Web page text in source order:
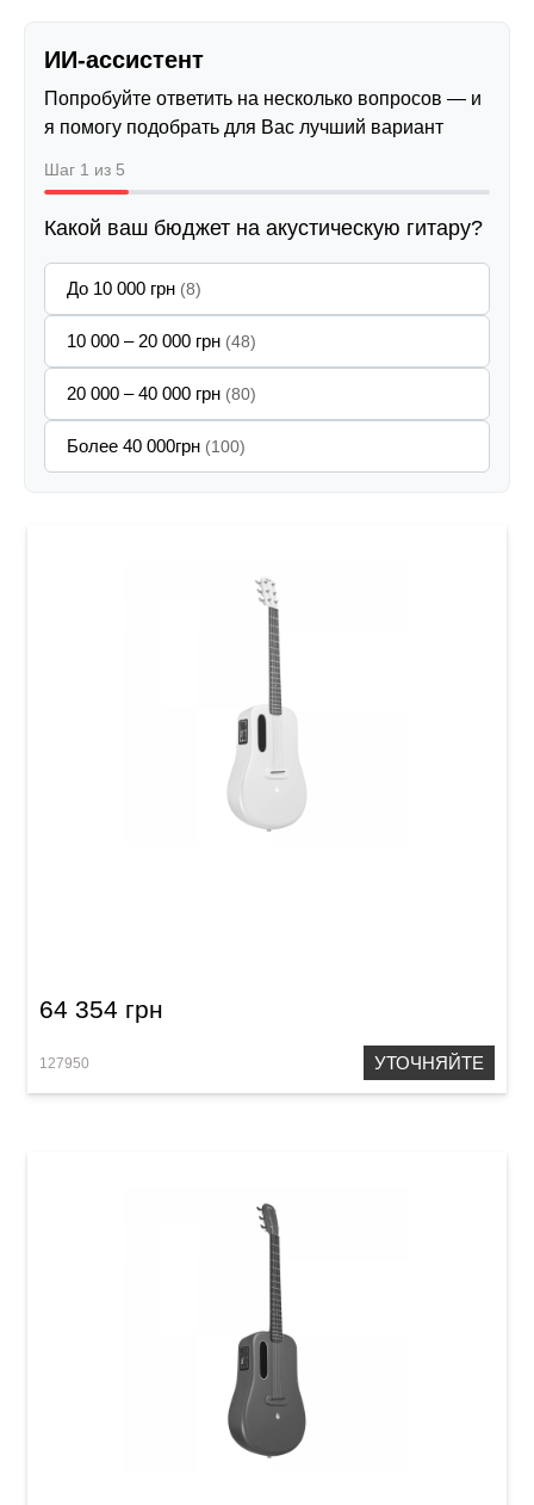
ИИ-ассистент
Попробуйте ответить на несколько вопросов — и
я помогу подобрать для Вас лучший вариант
Шаг 1 из 5
Какой ваш бюджет на акустическую гитару?
До 10 000 грн (8)
10 000 – 20 000 грн (48)
20 000 – 40 000 грн (80)
Более 40 000грн (100)
64 354 грн
127950 УТОЧНЯЙТЕ